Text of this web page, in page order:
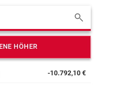
HÖHER
-10.792,10 €